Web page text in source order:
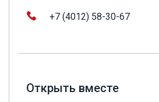
+7 (4012) 58-30-67
Открыть вместе